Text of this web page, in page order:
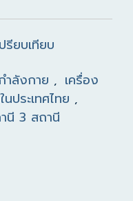
รียบเทียบ
ำลังกาย , เครื่อง
ประเทศไทย ,
นี 3 สถานี